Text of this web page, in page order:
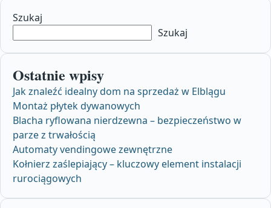
Szukaj
Szukaj
Ostatnie wpisy
Jak znaleźć idealny dom na sprzedaż w Elblągu
Montaż płytek dywanowych
Blacha ryflowana nierdzewna – bezpieczeństwo w
parze z trwałością
Automaty vendingowe zewnętrzne
Kołnierz zaślepiający – kluczowy element instalacji
rurociągowych